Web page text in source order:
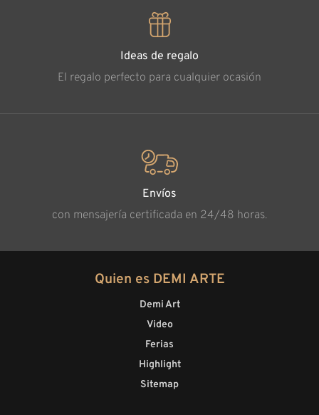
Ideas de regalo
El regalo perfecto para cualquier ocasión
Envíos
con mensajería certificada en 24/48 horas.
Quien es DEMI ARTE
Demi Art
Video
Ferias
Highlight
Sitemap